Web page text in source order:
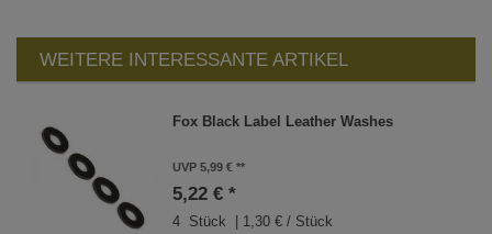
WEITERE INTERESSANTE ARTIKEL
Fox Black Label Leather Washes
UVP 5,99 €
5,22 € *
4 Stück | 1,30 € / Stück